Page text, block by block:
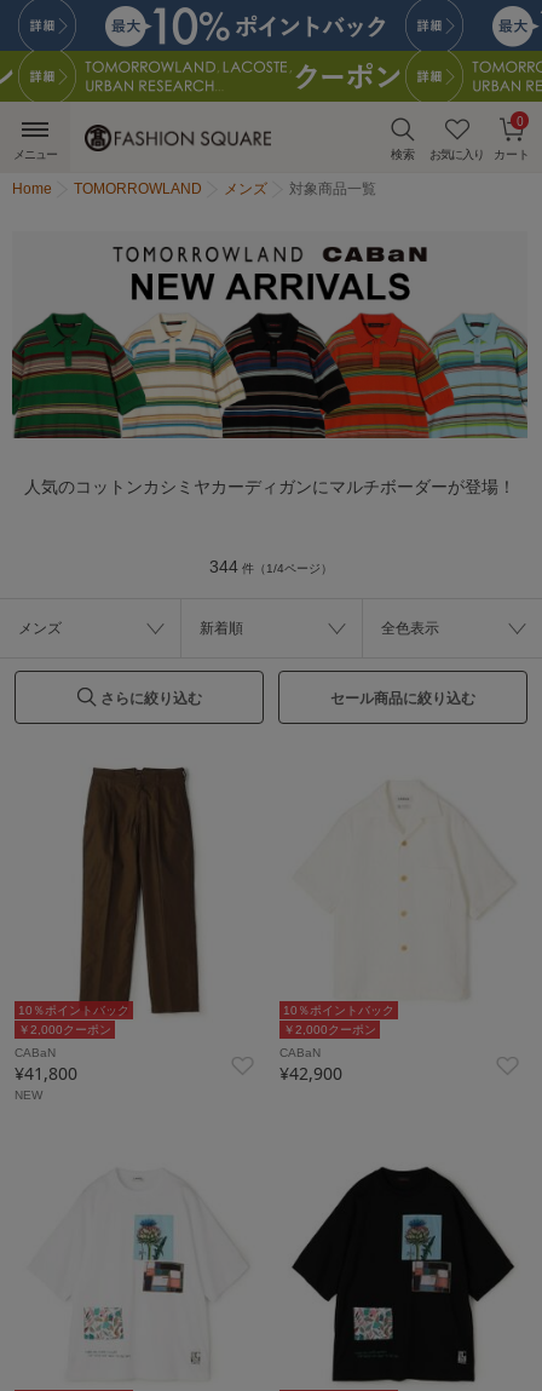
検索 お気に入り カート
0
メニュー
Home TOMORROWLAND メンズ 対象商品一覧
人気のコットンカシミヤカーディガンにマルチボーダーが登場！
344 件（1/4ページ）
メンズ 新着順 全色表示
さらに絞り込む セール商品に絞り込む
￥2,000クーポン
10％ポイントバック
CABaN
¥41,800
NEW
￥2,000クーポン
10％ポイントバック
CABaN
¥42,900